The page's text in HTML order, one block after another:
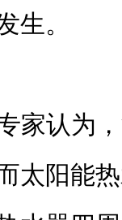
生。
家认为，
太阳能